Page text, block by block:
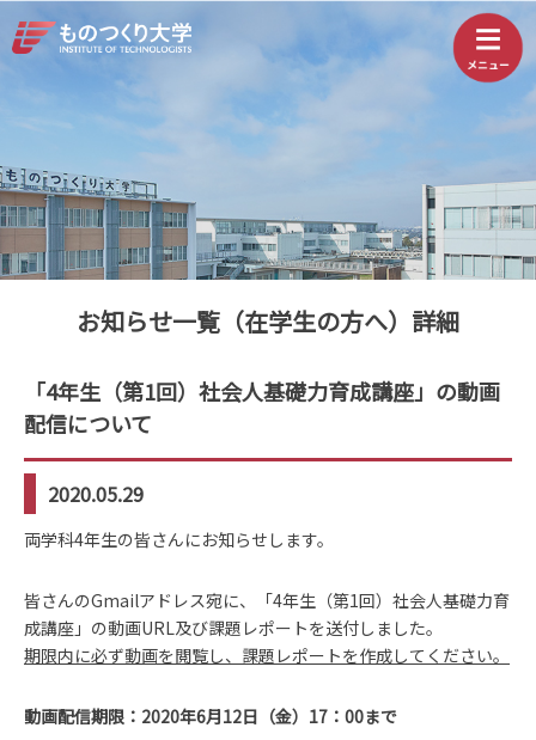
お知らせ一覧（在学生の方へ）詳細
「4年生（第1回）社会人基礎力育成講座」の動画
配信について
2020.05.29
両学科4年生の皆さんにお知らせします。
皆さんのGmailアドレス宛に、「4年生（第1回）社会人基礎力育
成講座」の動画URL及び課題レポートを送付しました。
期限内に必ず動画を閲覧し、課題レポートを作成してください。
動画配信期限：2020年6月12日（金）17：00まで